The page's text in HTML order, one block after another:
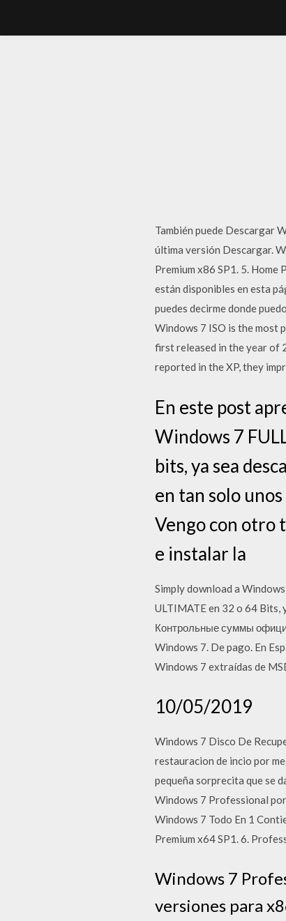
También puede Descargar
última versión Descargar.
Premium x86 SP1. 5.
están disponibles en esta
puedes decirme donde
Windows 7 ISO is the most
first released in the year of
reported in the XP, they
En este post
Windows 7
bits, ya sea
en tan solo
Vengo con otro
e instalar la
Simply download a
ULTIMATE en 32 o 64 Bits,
Контрольные суммы
Windows 7. De pago. En
Windows 7 extraídas de
10/05/2019
Windows 7 Disco De
restauracion de incio por
pequeña sorprecita que se
Windows 7 Professional
Windows 7 Todo En 1
Premium x64 SP1. 6.
Windows 7
versiones para